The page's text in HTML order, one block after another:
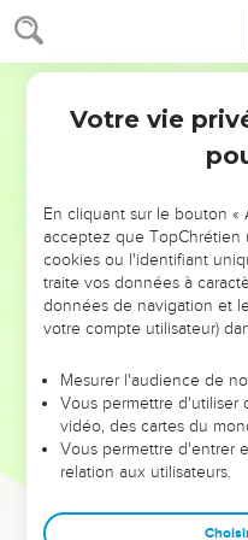
NE MANQUEZ
DE
ET SI LEURS ERREURS
leur foi ou leur vision. Mais
et les saisons difficiles
sont elles
Dans cette conférence,
clés pour avancer avec
Votre vie
En cliquant sur le bouton «
acceptez que TopChrétien
cookies ou l'identifiant
traite vos données à
données de navigation et
votre compte utilisateur)
Mesurer l'audience de
Vous permettre d'utiliser
vidéo, des cartes du
Vous permettre d'entrer
relation aux utilisateurs.